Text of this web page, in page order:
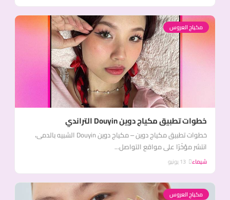
مكياج العروس
خطوات تطبيق مكياج دوين Douyin التراندي
خطوات تطبيق مكياج دوين – مكياج دوين Douyin الشبيه بالدمى،
انتشر مؤخًرًا على مواقع التواصل...
شيماء
مكياج العروس